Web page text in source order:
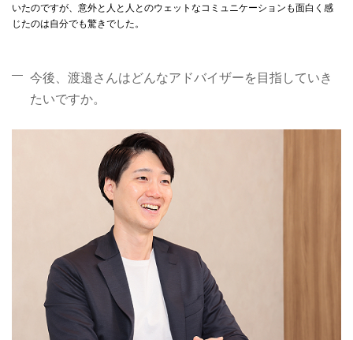
いたのですが、意外と人と人とのウェットなコミュニケーションも面白く感
じたのは自分でも驚きでした。
今後、渡邉さんはどんなアドバイザーを目指していき
たいですか。